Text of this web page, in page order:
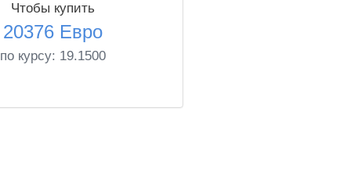
Чтобы купить
20376 Евро
по курсу: 19.1500